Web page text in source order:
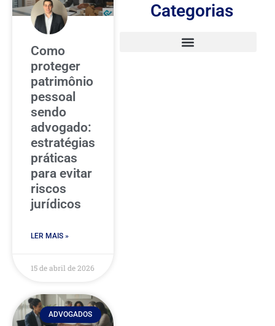
Como
proteger
patrimônio
pessoal
sendo
advogado:
estratégias
práticas
para evitar
riscos
jurídicos
LER MAIS »
15 de abril de 2026
ADVOGADOS
Categorias